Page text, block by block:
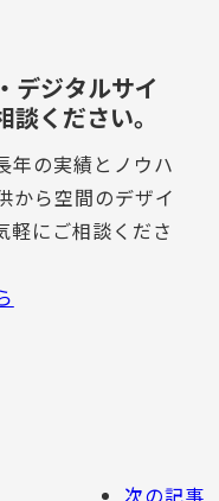
デジタルサイ
ください。
年の実績とノウハ
から空間のデザイ
軽にご相談くださ